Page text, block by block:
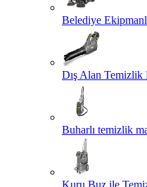
Belediye
Dış Alan Temizlik
Buharlı temizlik